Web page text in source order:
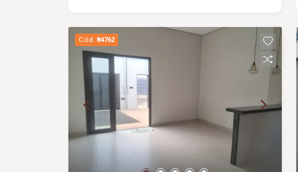
dois Meses. As Fotos são meramente
ilustrativas.
Cód. 84762